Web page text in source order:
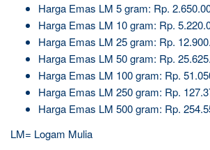
Harga Emas LM 5 gram: Rp.
Harga Emas LM 10 gram: Rp.
Harga Emas LM 25 gram: Rp.
Harga Emas LM 50 gram: Rp.
Harga Emas LM 100 gram: Rp.
Harga Emas LM 250 gram: Rp.
Harga Emas LM 500 gram: Rp.
LM= Logam Mulia